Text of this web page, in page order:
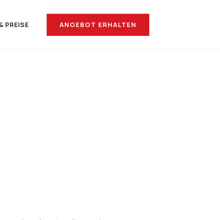
PREISE ANGEBOT ERHALTEN